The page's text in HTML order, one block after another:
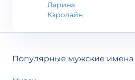
Ларина
Кэролайн
Популярные мужские имена